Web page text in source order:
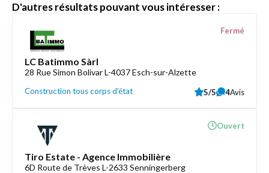
D'autres résultats pouvant vous intéresser :
LC Batimmo Sàrl
28 Rue Simon Bolivar L-4037 Esch-sur-Alzette
Construction tous corps d'état
Fermé
5/5 4Avis
Tiro Estate - Agence Immobilière
6D Route de Trèves L-2633 Senningerberg
Ouvert